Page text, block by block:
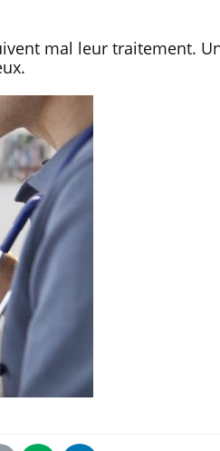
mal leur traitement.
pourrait-il
propagation du
manger moins
pourrait
être bénéfique